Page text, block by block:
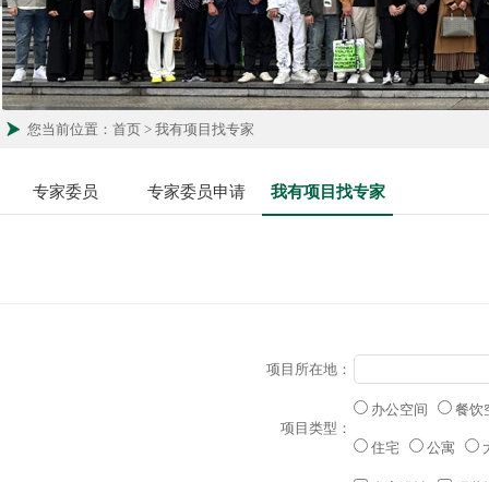
您当前位置：首页 > 我有项目找专家
专家委员 专家委员申请 我有项目找专家
项目所在地：
项目类型：
办公空间 餐
住宅 公寓